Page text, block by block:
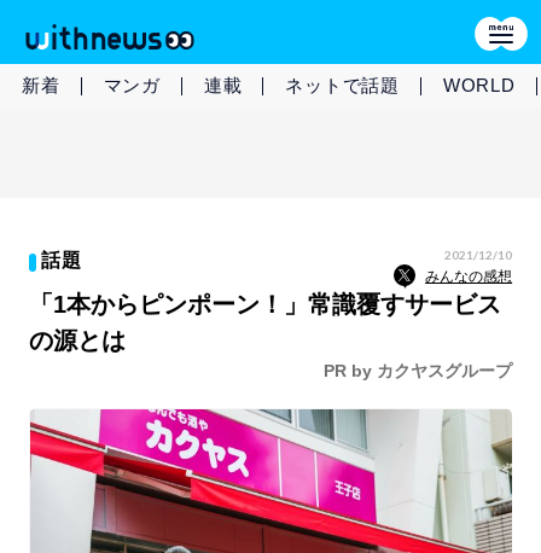
新着 マンガ 連載 ネットで話題 WORLD
話題 2021/12/10
みんなの感想
「1本からピンポーン！」常識覆すサービス
の源とは
PR by カクヤスグループ